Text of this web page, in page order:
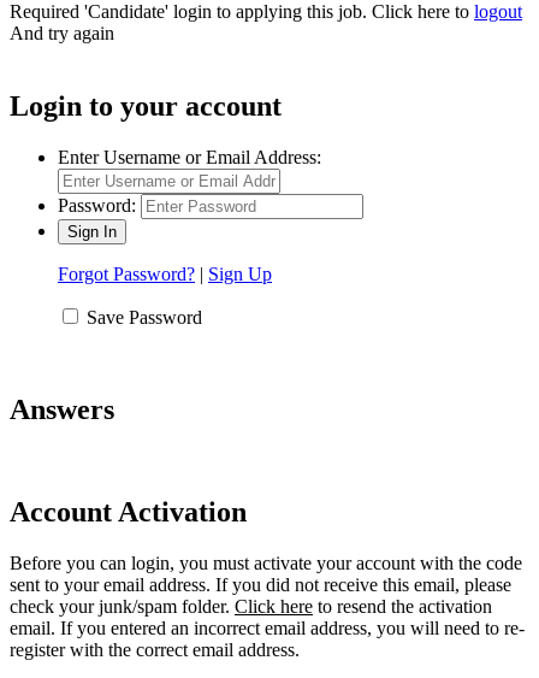
Required 'Candidate' login to applying this job. Click here to logout
And try again
Login to your account
Enter Username or Email Address:
Password:
Forgot Password? | Sign Up
Save Password
Answers
Account Activation
Before you can login, you must activate your account with the code
sent to your email address. If you did not receive this email, please
check your junk/spam folder. Click here to resend the activation
email. If you entered an incorrect email address, you will need to re-
register with the correct email address.